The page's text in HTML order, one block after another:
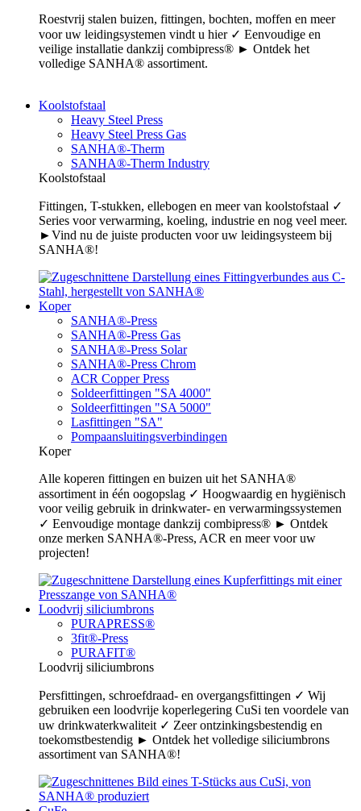
Roestvrij stalen buizen, fittingen, bochten, moffen en meer
voor uw leidingsystemen vindt u hier ✓ Eenvoudige en
veilige installatie dankzij combipress® ► Ontdek het
volledige SANHA® assortiment.
Koolstofstaal
Heavy Steel Press
Heavy Steel Press Gas
SANHA®-Therm
SANHA®-Therm Industry
Koolstofstaal
Fittingen, T-stukken, ellebogen en meer van koolstofstaal ✓
Series voor verwarming, koeling, industrie en nog veel meer.
►Vind nu de juiste producten voor uw leidingsysteem bij
SANHA®!
Koper
SANHA®-Press
SANHA®-Press Gas
SANHA®-Press Solar
SANHA®-Press Chrom
ACR Copper Press
Soldeerfittingen "SA 4000"
Soldeerfittingen "SA 5000"
Lasfittingen "SA"
Pompaansluitingsverbindingen
Koper
Alle koperen fittingen en buizen uit het SANHA®
assortiment in één oogopslag ✓ Hoogwaardig en hygiënisch
voor veilig gebruik in drinkwater- en verwarmingssystemen
✓ Eenvoudige montage dankzij combipress® ► Ontdek
onze merken SANHA®-Press, ACR en meer voor uw
projecten!
Loodvrij siliciumbrons
PURAPRESS®
3fit®-Press
PURAFIT®
Loodvrij siliciumbrons
Persfittingen, schroefdraad- en overgangsfittingen ✓ Wij
gebruiken een loodvrije koperlegering CuSi ten voordele van
uw drinkwaterkwaliteit ✓ Zeer ontzinkingsbestendig en
toekomstbestendig ► Ontdek het volledige siliciumbrons
assortiment van SANHA®!